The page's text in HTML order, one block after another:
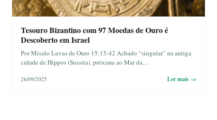
Tesouro Bizantino com 97 Moedas de Ouro é
Descoberto em Israel
Por Missão Luvas de Ouro 15:15:42 Achado “singular” na antiga
cidade de Hippos (Sussita), próxima ao Mar da…
26/09/2025 Ler mais →